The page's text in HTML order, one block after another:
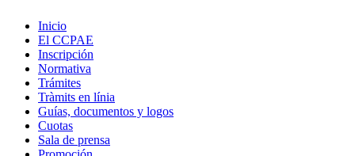
Inicio
El CCPAE
Inscripción
Normativa
Trámites
Tràmits en línia
Guías, documentos y logos
Cuotas
Sala de prensa